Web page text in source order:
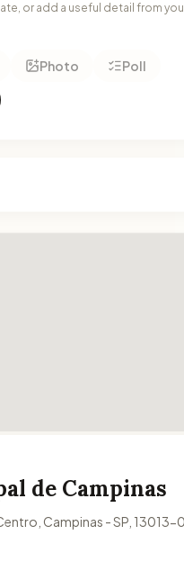
or add a useful detail from
Photo Poll
de Campinas
Campinas - SP, 13013-